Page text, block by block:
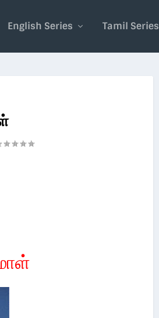
English Series Tamil Series